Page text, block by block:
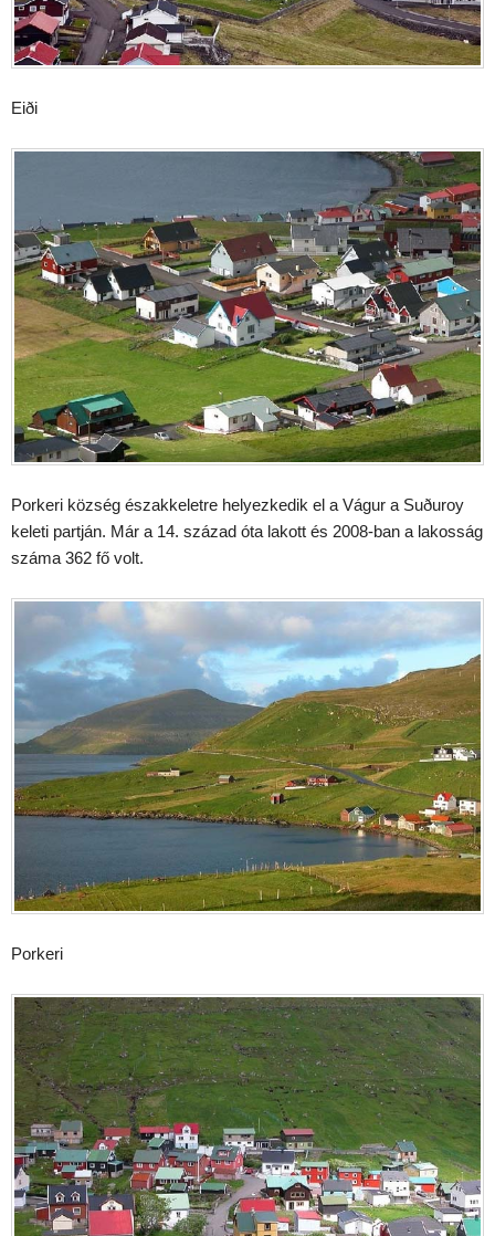
Eiði
Porkeri község északkeletre helyezkedik el a Vágur a Suðuroy
keleti partján. Már a 14. század óta lakott és 2008-ban a lakosság
száma 362 fő volt.
Porkeri